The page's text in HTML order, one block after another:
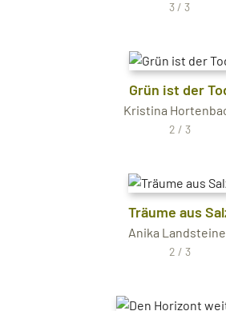
3 / 3
Grün ist der
Kristina
2 / 3
Träume aus
Anika
2 / 3